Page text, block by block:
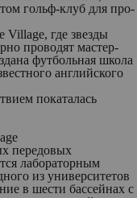
гольф-клуб для про­
где звезды
проводят мастер-
футбольная школа
английского
покаталась
передовых
лабораторным
из университетов
в шести бассейнах с